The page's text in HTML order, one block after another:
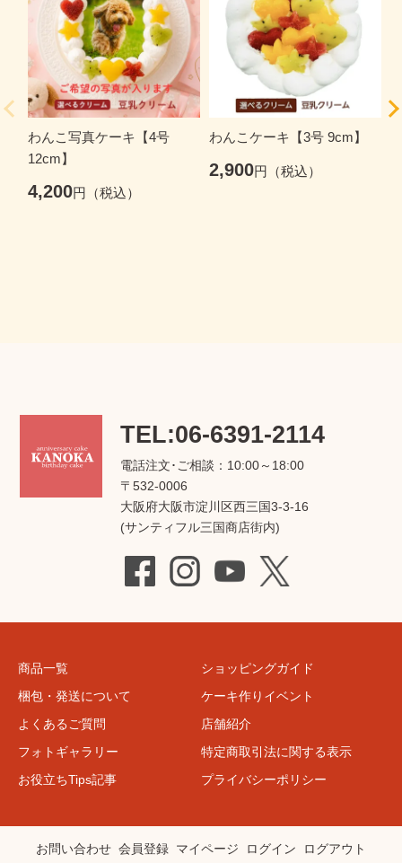
わんこ写真ケーキ【4号
12cm】
4,200
わんこケーキ【3号 9cm】
2,900
TEL:06-6391-2114
電話注文･ご相談：10:00～18:00
〒532-0006
大阪府大阪市淀川区西三国3-3-16
(サンティフル三国商店街内)
商品一覧
梱包・発送について
よくあるご質問
フォトギャラリー
お役立ちTips記事
ショッピングガイド
ケーキ作りイベント
店舗紹介
特定商取引法に関する表示
プライバシーポリシー
お問い合わせ 会員登録 マイページ ログイン ログアウト